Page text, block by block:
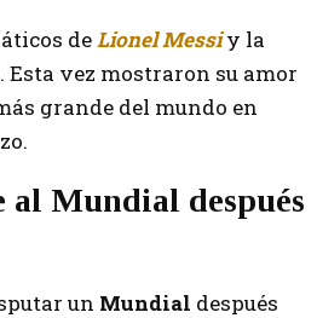
deLionel Messi y la
. Esta vez mostraron su amor
grande del mundo en
Mundial después
un Mundial después